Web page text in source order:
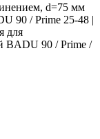
d=75 мм
90 / Prime 25-48 |
для
BADU 90 / Prime /